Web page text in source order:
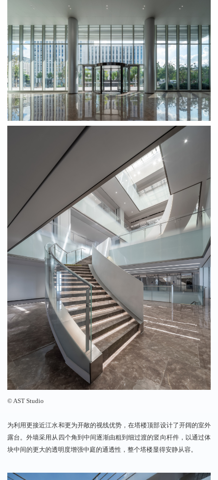
© AST Studio
为利用更接近江水和更为开敞的视线优势，在塔楼顶部设计了开阔的室外
露台。外墙采用从四个角到中间逐渐由粗到细过渡的竖向杆件， 以通过体
块中间的更大的透明度增强中庭的通透性， 整个塔楼显得安静从容。